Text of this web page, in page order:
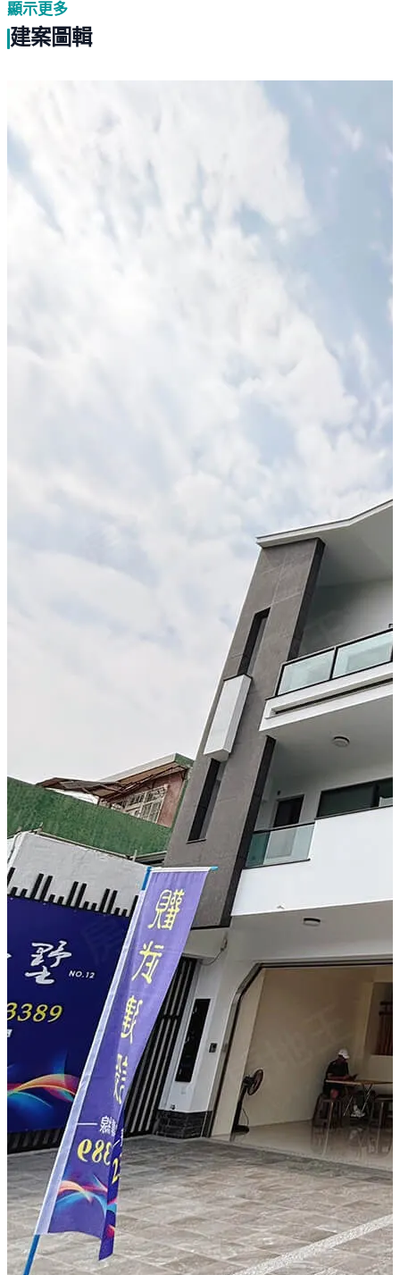
不是擁擠的市區
但，是更舒服的生活尺度。
朝東、朝南｜每天醒來都有光
交通，不用妥協
3分鐘上82快速道
銜接國1、國3
「一家人蓋的房子，成全您一個家」
顯示更多
建案圖輯